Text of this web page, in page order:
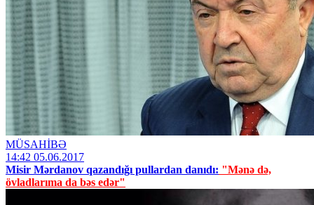
MÜSAHİBƏ
14:42 05.06.2017
Misir Mərdanov qazandığı pullardan danıdı: "Mənə də,
övladlarıma da bəs edər"